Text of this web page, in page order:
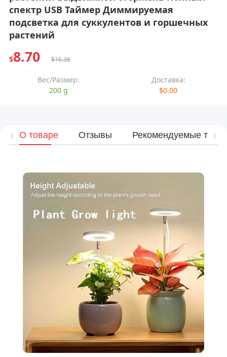
спектр USB Таймер Диммируемая
подсветка для суккулентов и горшечных
растений
$8.70 $16.36
Вес/Размер:
200 g
Доставка:
$0.00
О товаре Отзывы Рекомендуемые